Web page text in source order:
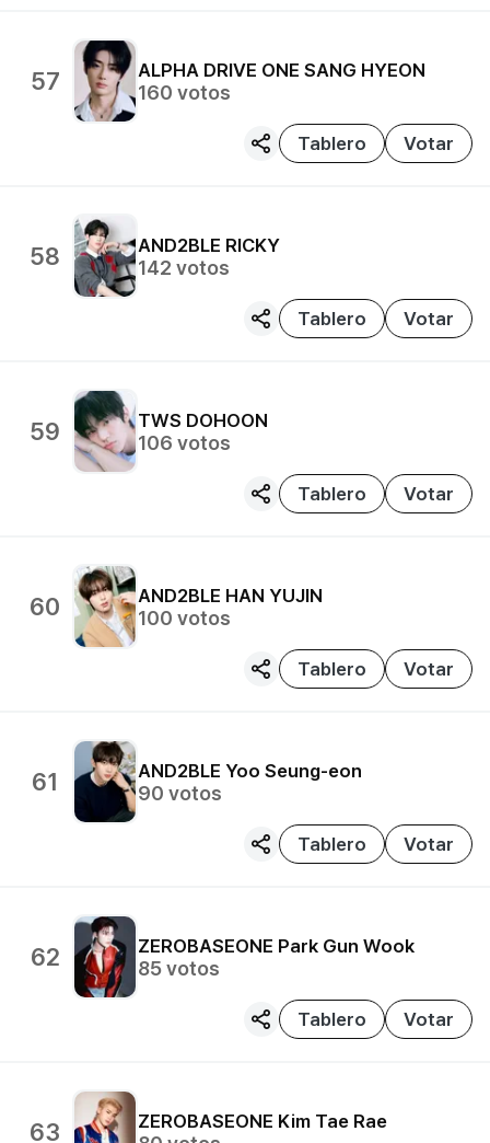
57 ALPHA DRIVE ONE SANG HYEON
160 votos
Tablero Votar
58 AND2BLE RICKY
142 votos
Tablero Votar
59 TWS DOHOON
106 votos
Tablero Votar
60 AND2BLE HAN YUJIN
100 votos
Tablero Votar
61 AND2BLE Yoo Seung-eon
90 votos
Tablero Votar
62 ZEROBASEONE Park Gun Wook
85votos
Tablero Votar
63 ZEROBASEONE Kim Tae Rae